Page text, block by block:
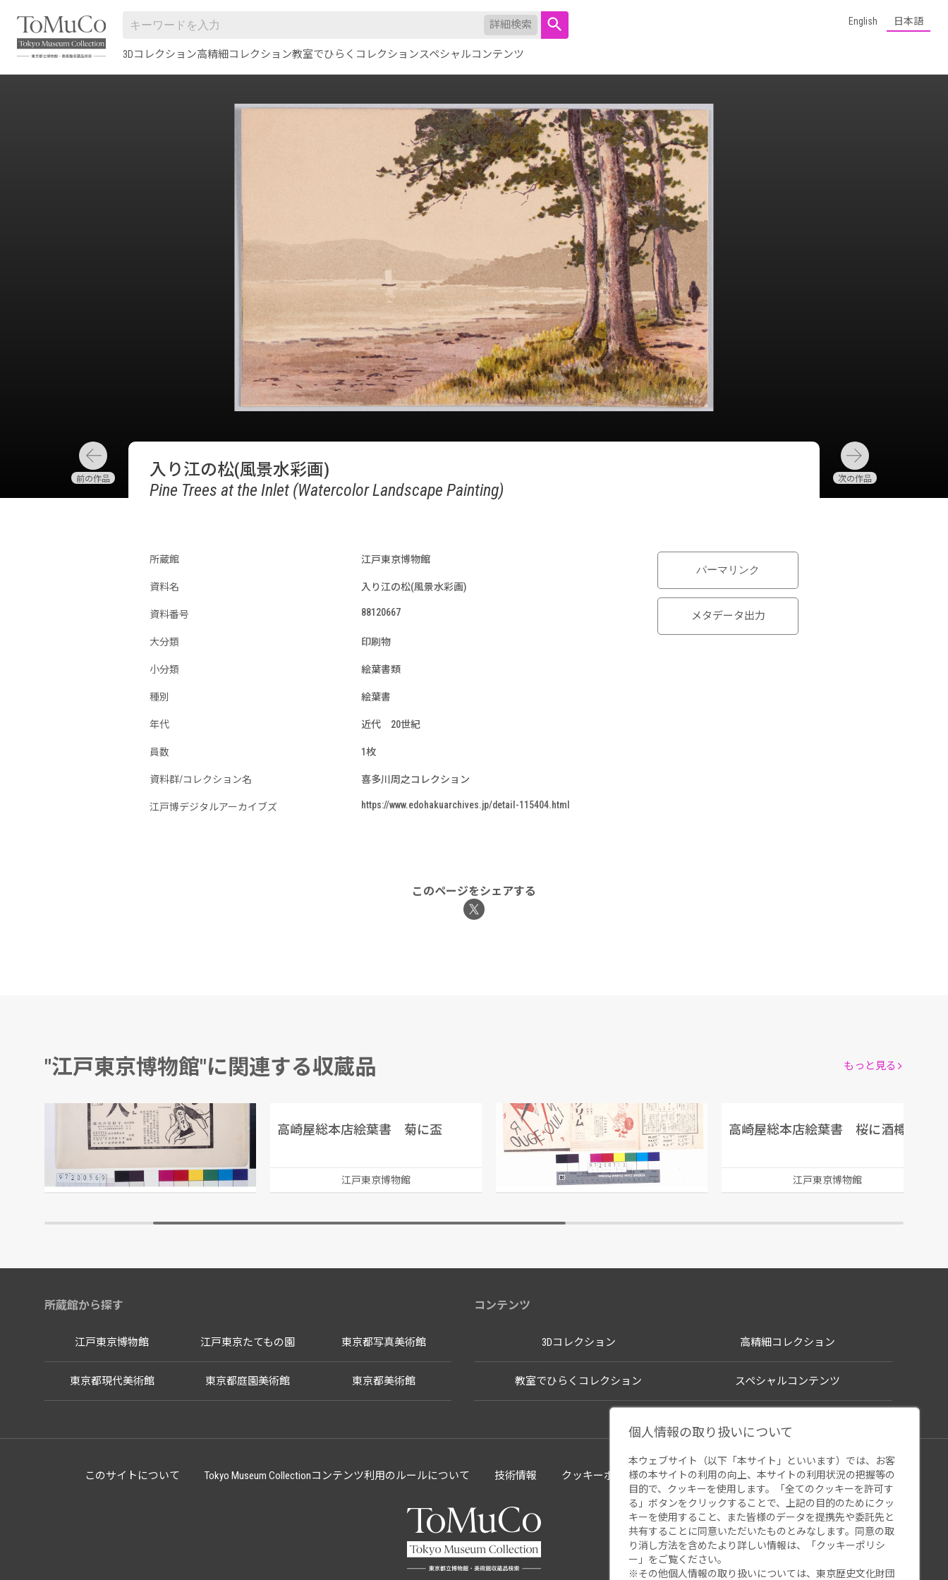
詳細検索
3Dコレクション高精細コレクション教室でひらくコレクションスペシャルコンテンツ
English 日本語
入り江の松(風景水彩画)
Pine Trees at the Inlet (Watercolor Landscape Painting)
所蔵館 江戸東京博物館
資料名 入り江の松(風景水彩画)
資料番号 88120667
大分類 印刷物
小分類 絵葉書類
種別 絵葉書
年代 近代 20世紀
員数 1枚
資料群/コレクション名 喜多川周之コレクション
江戸博デジタルアーカイブズ https://www.edohakuarchives.jp/detail-115404.html
パーマリンク
メタデータ出力
このページをシェアする
"江戸東京博物館"に関連する収蔵品
「嬪大」広告
守田宝丹本舗/製作
江戸東京博物館
高崎屋総本店絵葉書 菊に盃
江戸東京博物館
ムーラン・ルージュ 第107回公演番組
越野賢二/編
江戸東京博物館
高崎屋総本店絵葉書 桜に酒樽
江戸東京博物館
もっと見る
所蔵館から探す
江戸東京博物館 江戸東京たてもの園 東京都写真美術館
東京都現代美術館 東京都庭園美術館 東京都美術館
コンテンツ
3Dコレクション 高精細コレクション
教室でひらくコレクション スペシャルコンテンツ
このサイトについて Tokyo Museum Collectionコンテンツ利用のルールについて 技術情報 クッキーポリシー ウェブアクセシビリティ 関連サイト
個人情報の取り扱いについて
本ウェブサイト（以下「本サイト」といいます）では、お客
様の本サイトの利用の向上、本サイトの利用状況の把握等の
目的で、クッキーを使用します。「全てのクッキーを許可す
る」ボタンをクリックすることで、上記の目的のためにクッ
キーを使用すること、また皆様のデータを提携先や委託先と
共有することに同意いただいたものとみなします。同意の取
り消し方法を含めたより詳しい情報は、「 クッキーポリシ
ー 」をご覧ください。
※その他個人情報の取り扱いについては、 東京歴史文化財団